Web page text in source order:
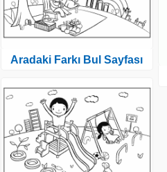
Aradaki Farkı Bul Sayfası